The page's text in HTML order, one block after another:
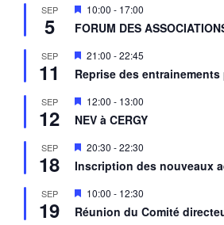
n
a
a
n
t
SEP
5
M
i
s
n
a
v
a
n
t
10:00 - 17:00
FORUM DES
SEP
11
M
s
n
a
a
n
t
21:00 -22:45
Reprise des
SEP
12
M
i
s
n
a
a
n
t
12:00 - 13:00
NEV à CERGY
SEP
18
M
s
n
a
20:30 -22:30
Inscription des nouveaux
SEP
19
M
i
s
10:00 - 12:30
Réunion du Comité